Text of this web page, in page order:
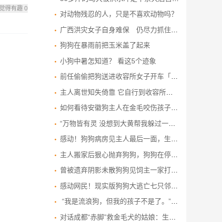
得有趣 0
对动物残忍的人，只是不喜欢动物吗？
广西洪灾女子自身难保 仍尽力抓住爱犬不离不弃
狗狗在暴雨前把玉米盖了起来
小狗中暑怎知道？ 看这5个迹象
前任偷偷把狗送进收容所女子开车「8小时」接回爱犬重逢画面超催泪
主人离世知失倚靠 它自行到收容所报到
如何看待安徽狗主人在金毛咬伤孩子后，将其按斤卖给狗贩子的处置方式？
“万物皆有灵 没想到大黄帮我躲过一劫”，男子煮粽子，狗狗突然暴躁狂叫，以为狗饿了
感动！狗狗病房见主人最后一面，生死离别，这眼神真不忍心看
主人搬家后狠心抛弃狗狗，狗狗在停车场等了五年，网友：心疼
曾被遗弃阴影未散狗狗见饲主一家打包行李即不安紧盯直至上车才安心
感动网民！现实版狗狗大逃亡七只邻居狗狗合力逃出被宰魔掌集体越笼有晒队形穿越17公里回家
“我是流浪狗，但我的孩子不是了。”大狗一步三回头，将狗宝宝送给经常投喂食物的好心人
对话成都“赤脚”救金毛犬的姑娘：生命没有高低之分，这是一群人接力做到的